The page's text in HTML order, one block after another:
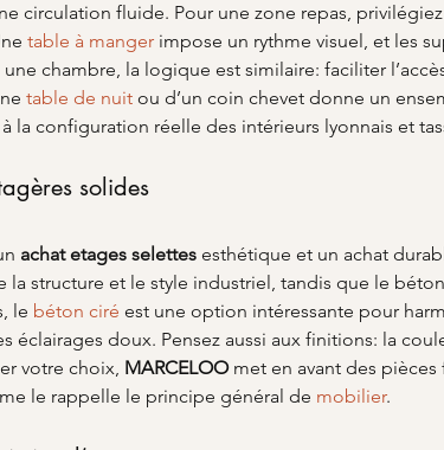
circulation fluide. Pour une zone repas,
table à manger impose un rythme visuel, et les
chambre, la logique est similaire: faciliter
table de nuit ou d’un coin chevet donne un
la configuration réelle des intérieurs lyonnais et
solides
achat etages selettes esthétique et un achat
structure et le style industriel, tandis que le
le béton ciré est une option intéressante pour
doux. Pensez aussi aux finitions: la
votre choix, MARCELOO met en avant des pièces
le rappelle le principe général de mobilier.